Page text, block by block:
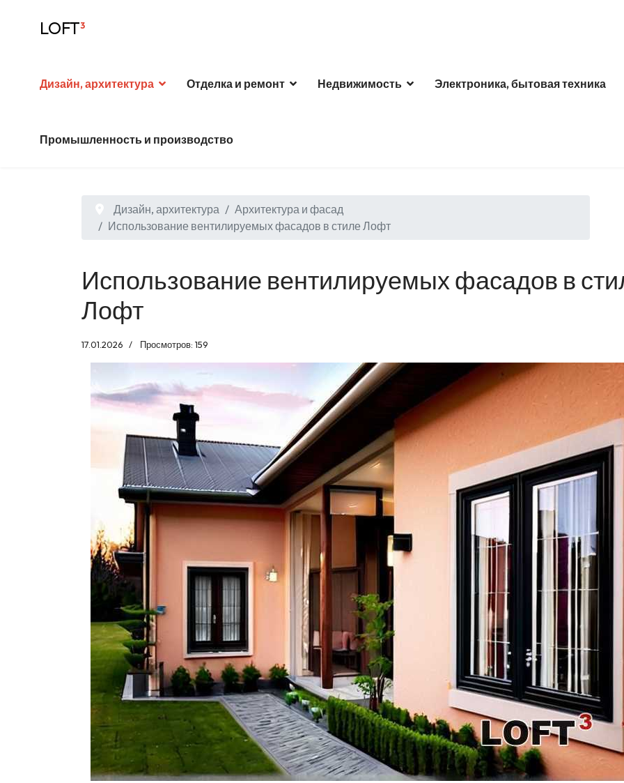
LOFT³
Дизайн, архитектура Отделка и ремонт Недвижимость Электроника, бытовая техника
Промышленность и производство
Дизайн, архитектура
Архитектура и фасад
Использование вентилируемых фасадов в стиле Лофт
Использование вентилируемых фасадов в
Лофт
17.01.2026 Просмотров: 159